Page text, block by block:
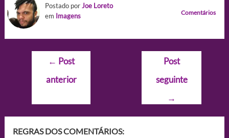
Postado porJoe Loreto
em Imagens Comentários
Navegação
Post
← Post
anterior
Post
seguinte
→
REGRAS DOS COMENTÁRIOS: